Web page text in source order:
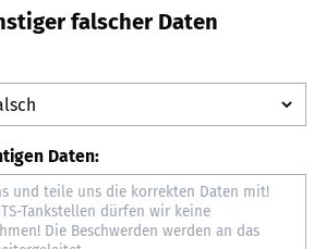
falscher Daten
Daten: